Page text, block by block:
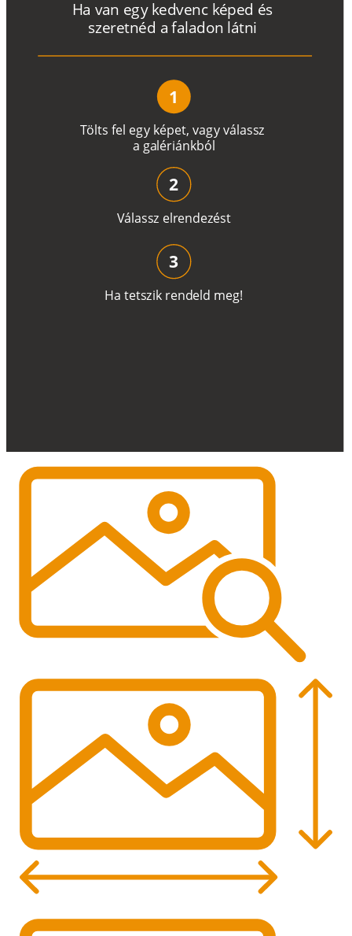
Tölts fel egy képet, vagyválassz
a galériánkból
Ha van egy kedvenc képed és
szeretnéd a faladon látni
1
Válassz elrendezést
2
Ha tetszik rendeld meg!
3